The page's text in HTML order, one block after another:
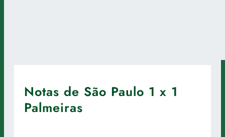
Notas de São Paulo 1 x 1
Palmeiras